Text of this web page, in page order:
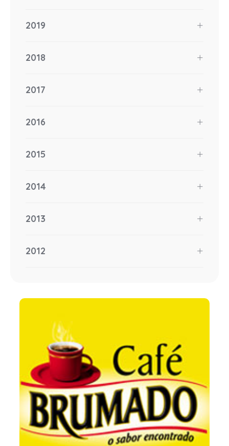
2019
2018
2017
2016
2015
2014
2013
2012